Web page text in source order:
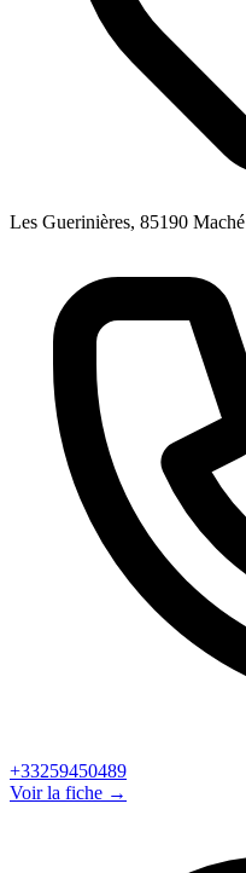
Les Guerinières, 85190 Maché
+33259450489
Voir la fiche →